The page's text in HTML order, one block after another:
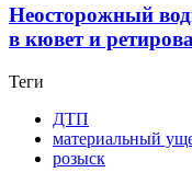
Неосторожный
в кювет и
Теги
ДТП
материальный
розыск